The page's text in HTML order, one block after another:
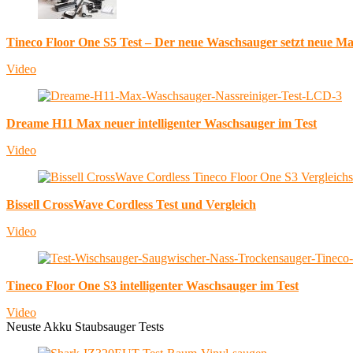
Tineco Floor One S5 Test – Der neue Waschsauger setzt neue
Video
Dreame H11 Max neuer intelligenter Waschsauger im Test
Video
Bissell CrossWave Cordless Test und Vergleich
Video
Tineco Floor One S3 intelligenter Waschsauger im Test
Video
Neuste Akku Staubsauger Tests